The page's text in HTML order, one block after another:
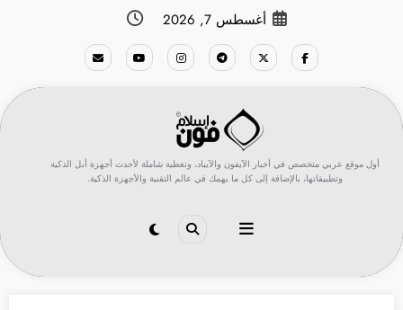
أغسطس 7, 2026
أول موقع عربي متخصص في أخبار الآيفون والآيباد، وتغطية شاملة لأحدث أجهزة أبل الذكية
وتطبيقاتها، بالإضافة إلى كل ما يهمك في عالم التقنية والأجهزة الذكية.